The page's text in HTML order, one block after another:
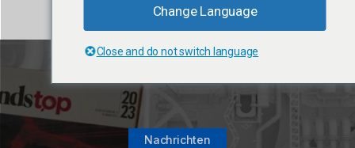
Nachrichten
Change Language
Close and do not switch language